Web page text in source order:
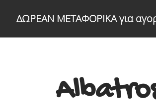
ΔΩΡΕΑΝ ΜΕΤΑΦΟΡΙΚΑ για